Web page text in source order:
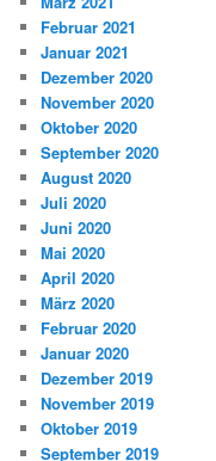
Februar 2021
Januar 2021
Dezember 2020
November 2020
Oktober 2020
September 2020
August 2020
Juli 2020
Juni 2020
Mai 2020
April 2020
März 2020
Februar 2020
Januar 2020
Dezember 2019
November 2019
Oktober 2019
September 2019